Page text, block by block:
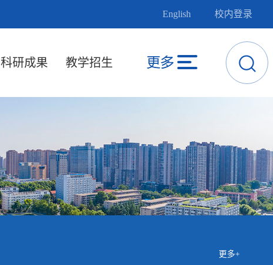
English 校内登录
科研成果 教学招生
更多+